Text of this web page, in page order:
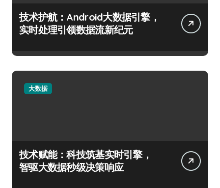
技术护航：Android大数据引擎，
实时处理引领数据流新纪元
大数据
技术赋能：科技筑基实时引擎，
智驱大数据秒级决策响应